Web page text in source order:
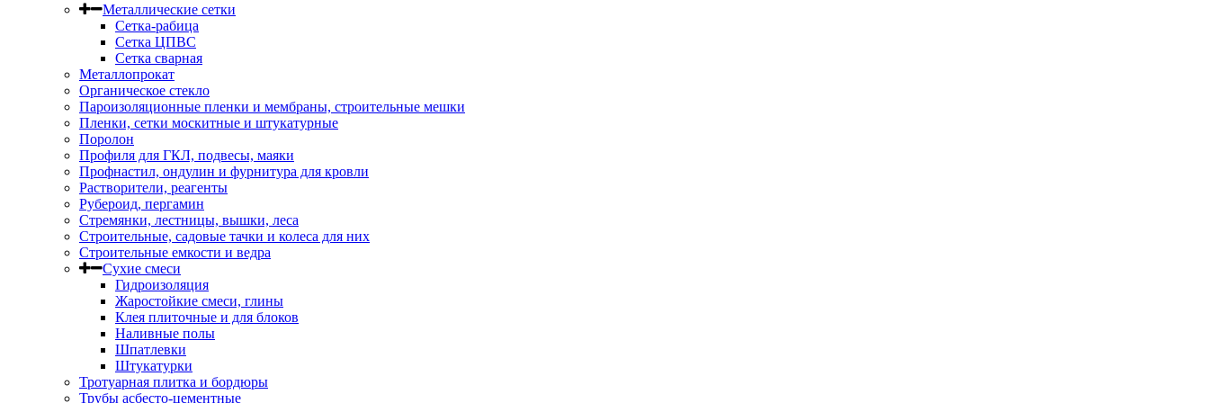
Металлические сетки
Сетка-рабица
Сетка ЦПВС
Сетка сварная
Металлопрокат
Органическое стекло
Пароизоляционные пленки и мембраны, строительные мешки
Пленки, сетки москитные и штукатурные
Поролон
Профиля для ГКЛ, подвесы, маяки
Профнастил, ондулин и фурнитура для кровли
Растворители, реагенты
Рубероид, пергамин
Стремянки, лестницы, вышки, леса
Строительные, садовые тачки и колеса для них
Строительные емкости и ведра
Сухие смеси
Гидроизоляция
Жаростойкие смеси, глины
Клея плиточные и для блоков
Наливные полы
Шпатлевки
Штукатурки
Тротуарная плитка и бордюры
Трубы асбесто-цементные